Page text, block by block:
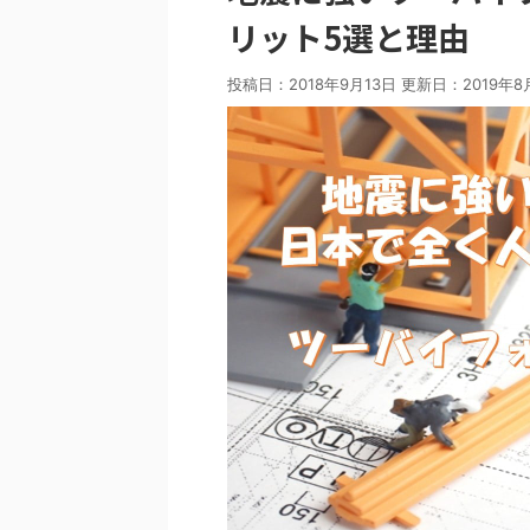
リット5選と理由
投稿日：2018年9月13日 更新日： 2019年8